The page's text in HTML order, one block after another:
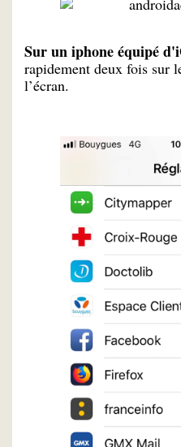
Sur un iphone équipé
rapidement deux fois sur
l’écran.